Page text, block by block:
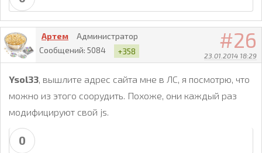
26
23.01.2014 18:29
Артем
Администратор
Сообщений: 5084 +358
Ysol33, вышлите адрес сайта мне в ЛС, я посмотрю, что
можно из этого соорудить. Похоже, они каждый раз
модифицируют свой js.
0